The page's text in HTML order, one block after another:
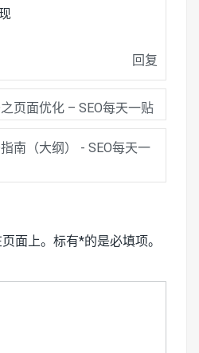
回复
页面优化 – SEO每天一贴
南（大纲） - SEO每天一
面上。标有*的是必填项。